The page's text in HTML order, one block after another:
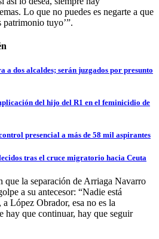
Lo que no puedes es negarte a que
patrimonio tuyo’”.
a dos alcaldes; serán juzgados por presunto
del hijo del R1 en el feminicidio de
presencial a más de 58 mil aspirantes
tras el cruce migratorio hacia Ceuta
que la separación de Arriaga Navarro
a su antecesor: “Nadie está
López Obrador, esa no es la
hay que continuar, hay que seguir